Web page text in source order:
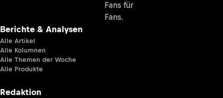
Fans für
Fans.
Berichte & Analysen
Alle Artikel
Alle Kolumnen
Alle Themen der Woche
Alle Produkte
Redaktion